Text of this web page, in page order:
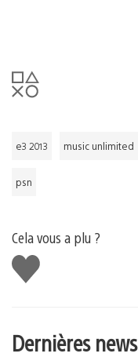
e3 2013 music unlimited
psn
Cela vous a plu ?
J'aime
Dernières news